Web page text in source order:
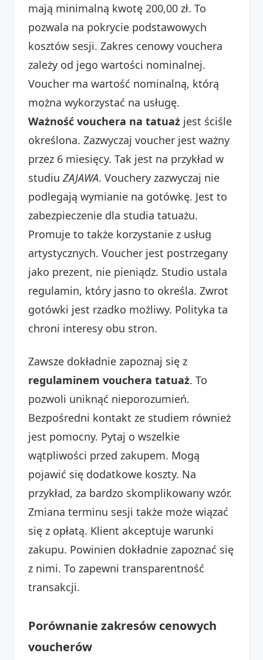
mają minimalną kwotę 200,00 zł. To
pozwala na pokrycie podstawowych
kosztów sesji. Zakres cenowy vouchera
zależy od jego wartości nominalnej.
Voucher ma wartość nominalną, którą
można wykorzystać na usługę.
Ważność vouchera na tatuaż jest ściśle
określona. Zazwyczaj voucher jest ważny
przez 6 miesięcy. Tak jest na przykład w
studiu ZAJAWA. Vouchery zazwyczaj nie
podlegają wymianie na gotówkę. Jest to
zabezpieczenie dla studia tatuażu.
Promuje to także korzystanie z usług
artystycznych. Voucher jest postrzegany
jako prezent, nie pieniądz. Studio ustala
regulamin, który jasno to określa. Zwrot
gotówki jest rzadko możliwy. Polityka ta
chroni interesy obu stron.
Zawsze dokładnie zapoznaj się z
regulaminem vouchera tatuaż. To
pozwoli uniknąć nieporozumień.
Bezpośredni kontakt ze studiem również
jest pomocny. Pytaj o wszelkie
wątpliwości przed zakupem. Mogą
pojawić się dodatkowe koszty. Na
przykład, za bardzo skomplikowany wzór.
Zmiana terminu sesji także może wiązać
się z opłatą. Klient akceptuje warunki
zakupu. Powinien dokładnie zapoznać się
z nimi. To zapewni transparentność
transakcji.
Porównanie zakresów cenowych
voucherów